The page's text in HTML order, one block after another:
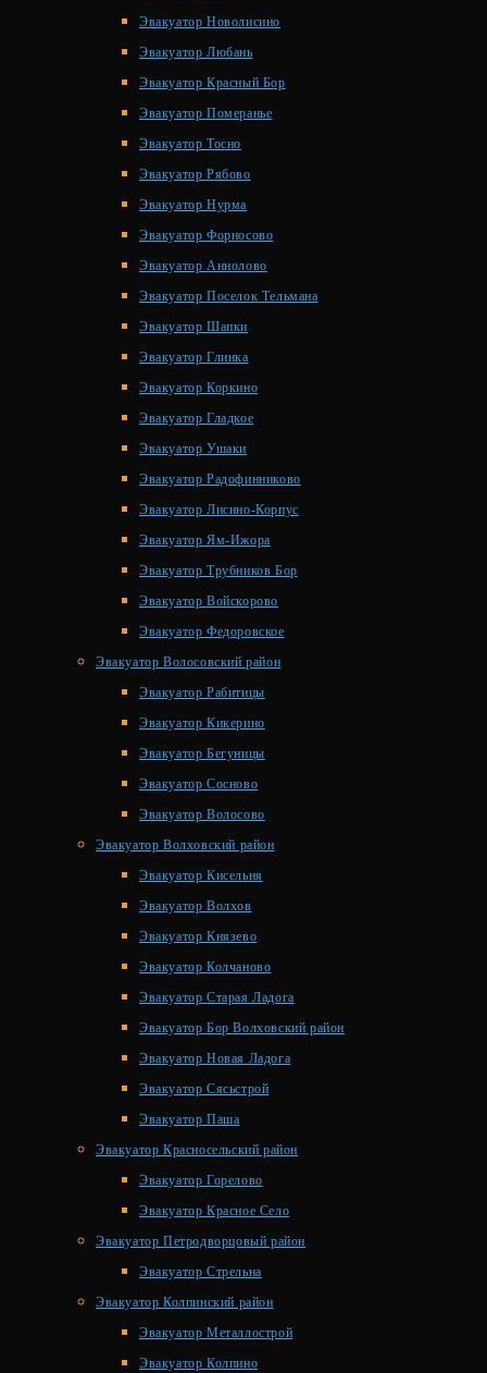
Эвакуатор Новолисино
Эвакуатор Любань
Эвакуатор Красный Бор
Эвакуатор Померанье
Эвакуатор Тосно
Эвакуатор Рябово
Эвакуатор Нурма
Эвакуатор Форносово
Эвакуатор Аннолово
Эвакуатор Поселок Тельмана
Эвакуатор Шапки
Эвакуатор Глинка
Эвакуатор Коркино
Эвакуатор Гладкое
Эвакуатор Ушаки
Эвакуатор Радофинниково
Эвакуатор Лисино-Корпус
Эвакуатор Ям-Ижора
Эвакуатор Трубников Бор
Эвакуатор Войскорово
Эвакуатор Федоровское
Эвакуатор Волосовский район
Эвакуатор Рабитицы
Эвакуатор Кикерино
Эвакуатор Бегуницы
Эвакуатор Сосново
Эвакуатор Волосово
Эвакуатор Волховский район
Эвакуатор Кисельня
Эвакуатор Волхов
Эвакуатор Князево
Эвакуатор Колчаново
Эвакуатор Старая Ладога
Эвакуатор Бор Волховский район
Эвакуатор Новая Ладога
Эвакуатор Сясьстрой
Эвакуатор Паша
Эвакуатор Красносельский район
Эвакуатор Горелово
Эвакуатор Красное Село
Эвакуатор Петродворцовый район
Эвакуатор Стрельна
Эвакуатор Колпинский район
Эвакуатор Металлострой
Эвакуатор Колпино